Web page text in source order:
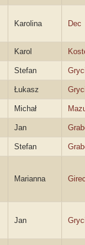
Karolina Dec
Karol
Stefan
Łukasz
Michał
Jan
Stefan
Marianna
Jan